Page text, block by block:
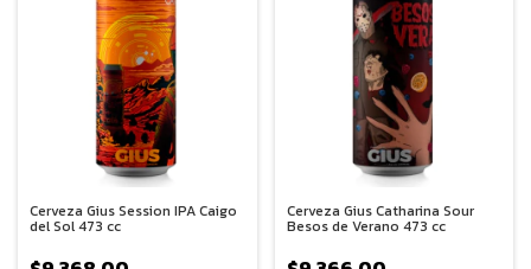
Cerveza Gius Session IPA Caigo
del Sol 473 cc
Cerveza Gius Catharina Sour
Besos de Verano 473 cc